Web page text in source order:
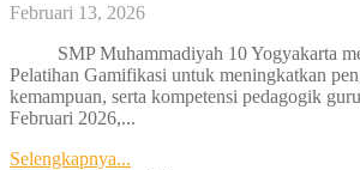
Februari 13, 2026
SMP Muhammadiyah 10 Yogyakarta
Pelatihan Gamifikasi untuk meningkatkan
kemampuan, serta kompetensi pedagogik
Februari 2026,...
Selengkapnya...